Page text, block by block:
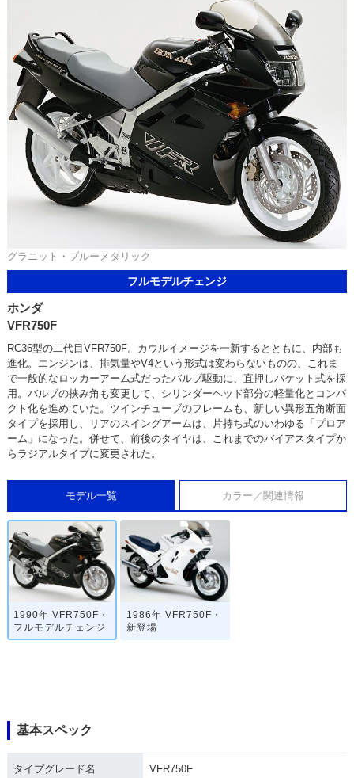
グラニット・ブルーメタリック
フルモデルチェンジ
ホンダ
VFR750F
RC36型の二代目VFR750F。カウルイメージを一新するとともに、内部も
進化。エンジンは、排気量やV4という形式は変わらないものの、これま
で一般的なロッカーアーム式だったバルブ駆動に、直押しバケット式を採
用。バルブの挟み角も変更して、シリンダーヘッド部分の軽量化とコンパ
クト化を進めていた。ツインチューブのフレームも、新しい異形五角断面
タイプを採用し、リアのスイングアームは、片持ち式のいわゆる「プロア
ーム」になった。併せて、前後のタイヤは、これまでのバイアスタイプか
らラジアルタイプに変更された。
モデル一覧 カラー／関連情報
1990年 VFR750F・
フルモデルチェンジ
1986年 VFR750F・
新登場
基本スペック
タイプグレード名 VFR750F